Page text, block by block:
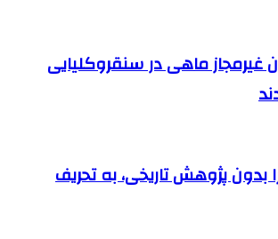
غیرمجاز ماهی در سنقروکلیایی
بدون پژوهش تاریخی، به تحریف